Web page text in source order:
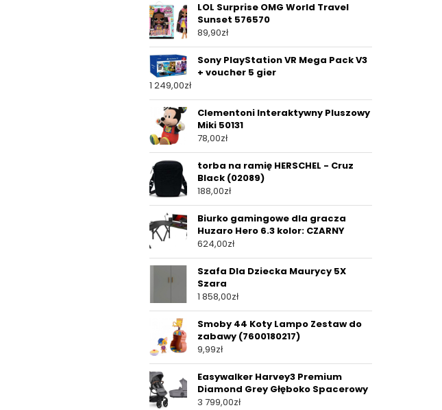
LOL Surprise OMG World Travel
Sunset 576570
89,90zł
Sony PlayStation VR Mega Pack V3
+ voucher 5 gier
1 249,00zł
Clementoni Interaktywny Pluszowy
Miki 50131
78,00zł
torba na ramię HERSCHEL - Cruz
Black (02089)
188,00zł
Biurko gamingowe dla gracza
Huzaro Hero 6.3 kolor: CZARNY
624,00zł
Szafa Dla Dziecka Maurycy 5X
Szara
1 858,00zł
Smoby 44 Koty Lampo Zestaw do
zabawy (7600180217)
9,99zł
Easywalker Harvey3 Premium
Diamond Grey Głęboko Spacerowy
3 799,00zł